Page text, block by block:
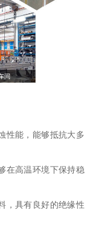
性能，能够抵抗大多
在高温环境下保持稳
，具有良好的绝缘性